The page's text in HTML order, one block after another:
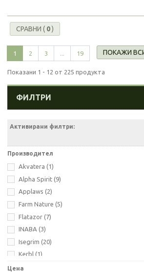
СРАВНИ ( 0)
ПОКАЖИ
1 2 3 ... 19
Показани 1 - 12 от 225 продукта
ФИЛТРИ
Активирани филтри:
Производител
Akvatera (1)
Alpha Spirit (9)
Applaws (2)
Farm Nature (5)
Flatazor (7)
INABA (3)
Isegrim (20)
Kerbl (1)
Natua
Цена